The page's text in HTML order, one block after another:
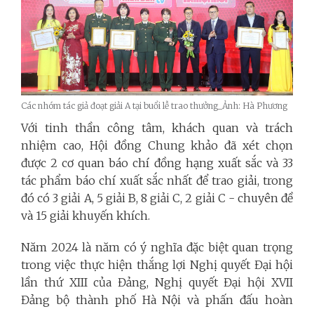
Các nhóm tác giả đoạt giải A tại buổi lễ trao thưởng_Ảnh: Hà Phương
Với tinh thần công tâm, khách quan và trách
nhiệm cao, Hội đồng Chung khảo đã xét chọn
được 2 cơ quan báo chí đồng hạng xuất sắc và 33
tác phẩm báo chí xuất sắc nhất để trao giải, trong
đó có 3 giải A, 5 giải B, 8 giải C, 2 giải C - chuyên đề
và 15 giải khuyến khích.
Năm 2024 là năm có ý nghĩa đặc biệt quan trọng
trong việc thực hiện thắng lợi Nghị quyết Đại hội
lần thứ XIII của Đảng, Nghị quyết Đại hội XVII
Đảng bộ thành phố Hà Nội và phấn đấu hoàn